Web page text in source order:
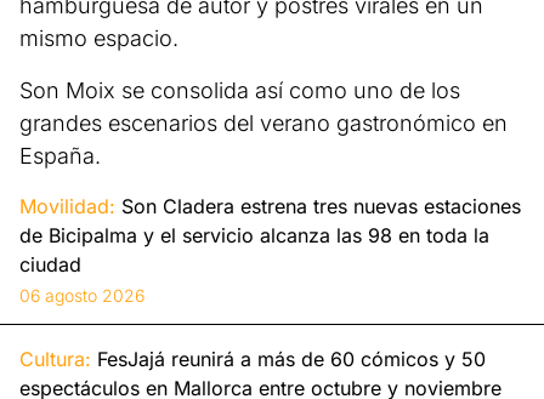
hamburguesa de autor y postres virales en un
mismo espacio.
Son Moix se consolida así como uno de los
grandes escenarios del verano gastronómico en
España.
Movilidad: Son Cladera estrena tres nuevas estaciones
de Bicipalma y el servicio alcanza las 98 en toda la
ciudad
06 agosto 2026
Cultura: FesJajá reunirá a más de 60 cómicos y 50
espectáculos en Mallorca entre octubre y noviembre